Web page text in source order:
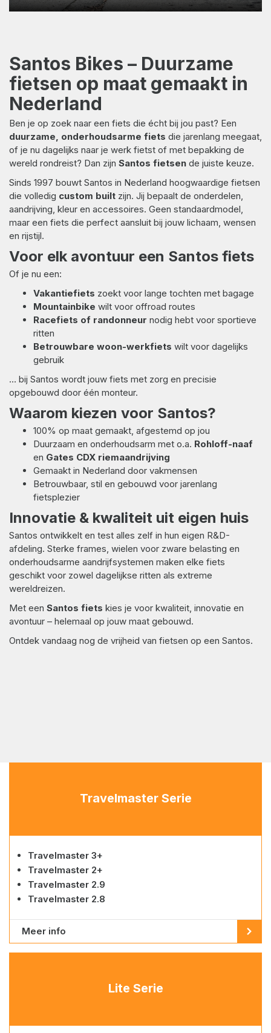
Santos Bikes – Duurzame
fietsen op maat gemaakt in
Nederland
Ben je op zoek naar een fiets die écht bij jou past? Een
duurzame, onderhoudsarme fiets die jarenlang meegaat,
of je nu dagelijks naar je werk fietst of met bepakking de
wereld rondreist? Dan zijn Santos fietsen de juiste keuze.
Sinds 1997 bouwt Santos in Nederland hoogwaardige fietsen
die volledig custom built zijn. Jij bepaalt de onderdelen,
aandrijving, kleur en accessoires. Geen standaardmodel,
maar een fiets die perfect aansluit bij jouw lichaam, wensen
en rijstijl.
Voor elk avontuur een Santos fiets
Of je nu een:
Vakantiefiets zoekt voor lange tochten met bagage
Mountainbike wilt voor offroad routes
Racefiets of randonneur nodig hebt voor sportieve
ritten
Betrouwbare woon-werkfiets wilt voor dagelijks
gebruik
… bij Santos wordt jouw fiets met zorg en precisie
opgebouwd door één monteur.
Waarom kiezen voor Santos?
100% op maat gemaakt, afgestemd op jou
Duurzaam en onderhoudsarm met o.a. Rohloff-naaf
en Gates CDX riemaandrijving
Gemaakt in Nederland door vakmensen
Betrouwbaar, stil en gebouwd voor jarenlang
fietsplezier
Innovatie & kwaliteit uit eigen huis
Santos ontwikkelt en test alles zelf in hun eigen R&D-
afdeling. Sterke frames, wielen voor zware belasting en
onderhoudsarme aandrijfsystemen maken elke fiets
geschikt voor zowel dagelijkse ritten als extreme
wereldreizen.
Met een Santos fiets kies je voor kwaliteit, innovatie en
avontuur – helemaal op jouw maat gebouwd.
Ontdek vandaag nog de vrijheid van fietsen op een Santos.
Travelmaster Serie
Travelmaster 3+
Travelmaster 2+
Travelmaster 2.9
Travelmaster 2.8
Meer info
Lite Serie